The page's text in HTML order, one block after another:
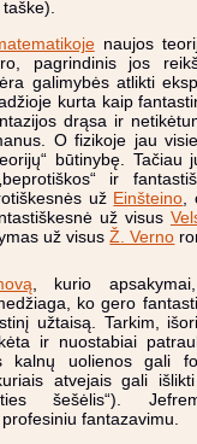
naujos
pagrindinis jos
galimybės atlikti
kurta kaip
drąsa ir
O fizikoje jau
būtinybę. Tačiau
ir
už Einšteino
už visus
už visusŽ. Verno
, kurio
ko gero
užtaisą. Tarkim,
ir nuostabiai
kalnų uolienos gali
atvejais gali
šešėlis“).
fantazavimu.